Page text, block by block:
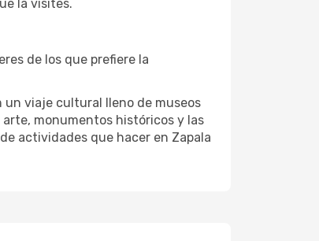
la visites.
de los que prefiere la
un viaje cultural lleno de museos
monumentos históricos y las
actividades que hacer en Zapala